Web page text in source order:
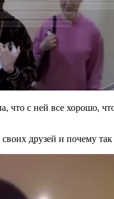
что с ней все хорошо,
друзей и почему